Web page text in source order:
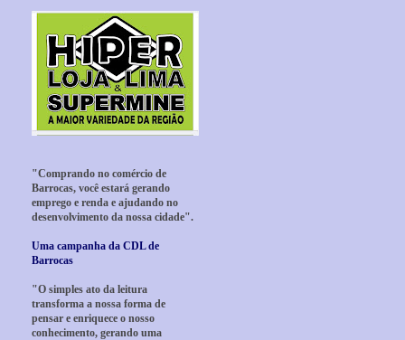
"Comprando no comércio de
Barrocas, você estará gerando
emprego e renda e ajudando no
desenvolvimento da nossa cidade".
Uma campanha da CDL de
Barrocas
"O simples ato da leitura
transforma a nossa forma de
pensar e enriquece o nosso
conhecimento, gerando uma